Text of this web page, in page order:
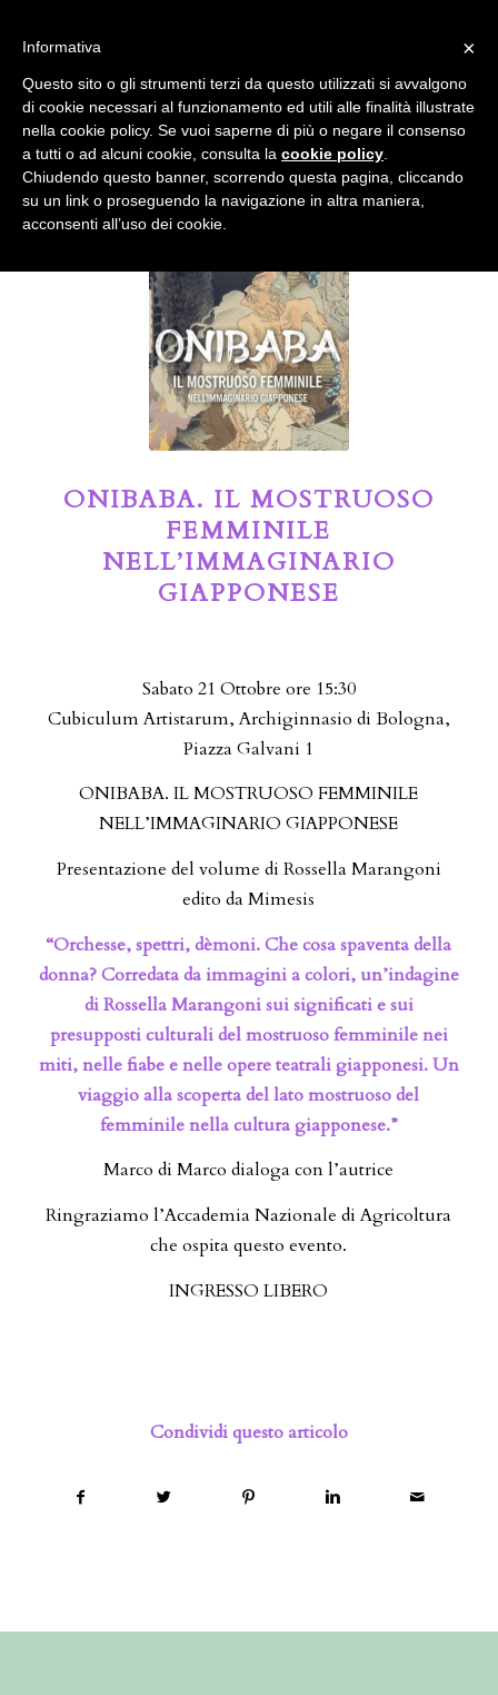
Il Blog del Garden Club di Bologna
ONIBABA. IL MOSTRUOSO
FEMMINILE
NELL’IMMAGINARIO
GIAPPONESE
Sabato 21 Ottobre ore 15:30
Cubiculum Artistarum, Archiginnasio di Bologna,
Piazza Galvani 1
ONIBABA. IL MOSTRUOSO FEMMINILE
NELL’IMMAGINARIO GIAPPONESE
Presentazione del volume di Rossella Marangoni
edito da Mimesis
“Orchesse, spettri, dèmoni. Che cosa spaventa della
donna? Corredata da immagini a colori, un’indagine
di Rossella Marangoni sui significati e sui
presupposti culturali del mostruoso femminile nei
miti, nelle fiabe e nelle opere teatrali giapponesi. Un
viaggio alla scoperta del lato mostruoso del
femminile nella cultura giapponese.”
Marco di Marco dialoga con l’autrice
Ringraziamo l’Accademia Nazionale di Agricoltura
che ospita questo evento.
INGRESSO LIBERO
Condividi questo articolo
accetta l'uso dei cookies previsto nella pagina dedicata.
Fai clic per abilitare/disabilitare il tracciamento di
Google Analytics.
OK Privacy e cookie policy
×
Informativa
Questo sito o gli strumenti terzi da questo utilizzati si avvalgono
di cookie necessari al funzionamento ed utili alle finalità illustrate
nella cookie policy. Se vuoi saperne di più o negare il consenso
a tutti o ad alcuni cookie, consulta la cookie policy
Chiudendo questo banner, scorrendo questa pagina, cliccando
su un link o proseguendo la navigazione in altra maniera,
acconsenti all’uso dei cookie.